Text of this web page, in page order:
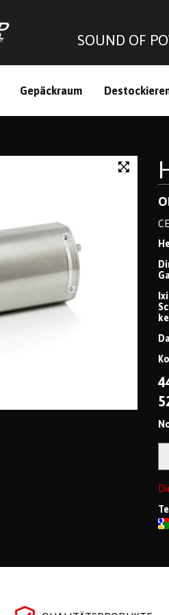
SOUND OF
Gepäckraum